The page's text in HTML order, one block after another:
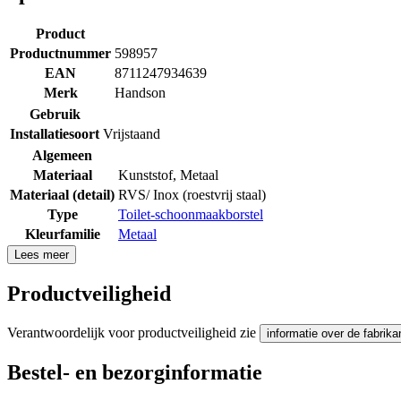
Product
Productnummer 598957
EAN
8711247934639
Merk
Handson
Gebruik
Installatiesoort Vrijstaand
Algemeen
Materiaal
Kunststof, Metaal
Materiaal (detail) RVS/ Inox (roestvrij staal)
Type
Toilet-schoonmaakborstel
Kleurfamilie
Metaal
Lees meer
Productveiligheid
Verantwoordelijk voor productveiligheid zie informatie over de
Bestel- en bezorginformatie